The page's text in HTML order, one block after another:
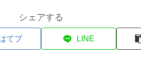
シェアする
てブ LINE